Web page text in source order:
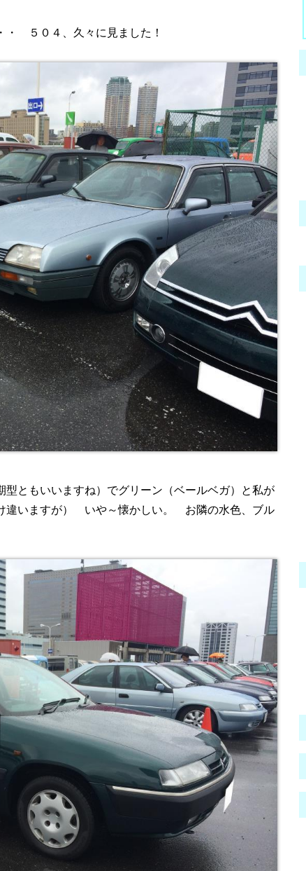
５０４、久々に見ました！
ともいいますね）でグリーン（ベールベガ）と私が
違いますが） いや～懐かしい。 お隣の水色、ブル